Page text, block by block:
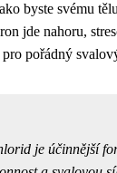
byste svému
jde nahoru,
pořádný
je účinnější